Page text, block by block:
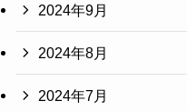
2024年9月
2024年8月
2024年7月